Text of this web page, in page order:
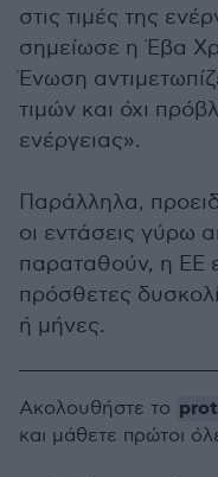
στις τιμές της
σημείωσε η Έβα
Ένωση
τιμών και όχι
ενέργειας».
Παράλληλα,
οι εντάσεις γύρω
παραταθούν, η ΕΕ
πρόσθετες
ή μήνες.
Ακολουθήστε το
και μάθετε πρώτοι